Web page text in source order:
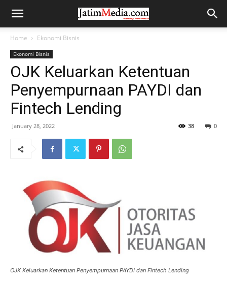
Home Ekonomi Bisnis
Ekonomi Bisnis
OJK Keluarkan Ketentuan
Penyempurnaan PAYDI dan
Fintech Lending
January 28, 2022 0
38
OJK Keluarkan Ketentuan Penyempurnaan PAYDI dan Fintech Lending